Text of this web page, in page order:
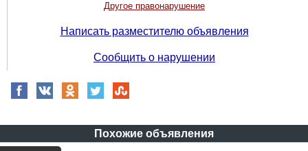
Другое правонарушение
Написать разместителю объявления
Сообщить о нарушении
Похожие объявления